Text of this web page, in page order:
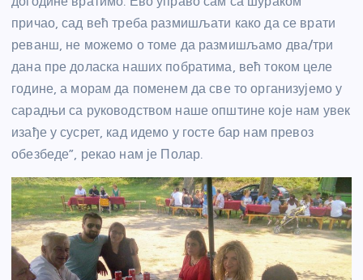
причао, сад већ треба размишљати како да се врати
реванш, не можемо о томе да размишљамо два/три
дана пре доласка наших побратима, већ током целе
године, а морам да поменем да све то организујемо у
сарадњи са руководством наше општине које нам увек
изађе у сусрет, кад идемо у госте бар нам превоз
обезбеде”, рекао нам је Полар.